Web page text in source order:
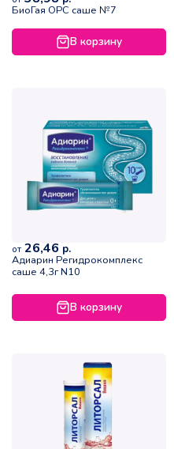
БиоГая ОРС саше №7
В корзину
от 26,46 р.
Адиарин Регидрокомплекс
саше 4,3г N10
В корзину